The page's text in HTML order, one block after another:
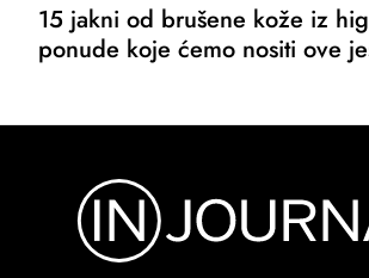
15 jakni od brušene kože iz
ponude koje ćemo nositi ove